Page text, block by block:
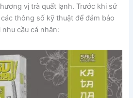
vị trà quất lạnh. Trước khi sử
thông số kỹ thuật để đảm bảo
cầu cá nhân: